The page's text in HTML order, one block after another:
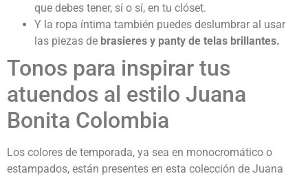
que debes tener, sí o sí, en tu clóset.
Y la ropa íntima también puedes deslumbrar al usar
las piezas de brasieres y panty de telas brillantes.
Tonos para inspirar tus
atuendos al estilo Juana
Bonita Colombia
Los colores de temporada, ya sea en monocromático o
estampados, están presentes en esta colección de Juana